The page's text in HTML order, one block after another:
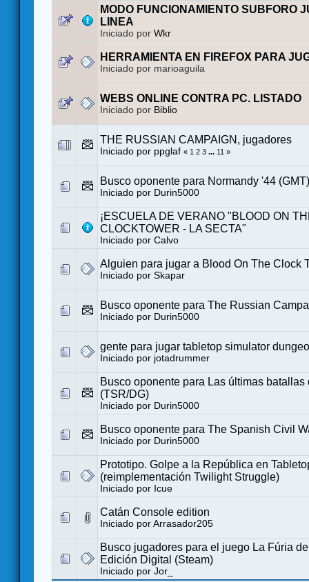
MODO FUNCIONAMIENTO SUBFORO
LINEA
Iniciado por Wkr
HERRAMIENTA EN FIREFOX PARA
Iniciado por marioaguila
WEBS ONLINE CONTRA PC. LISTADO
Iniciado por Biblio
THE RUSSIAN CAMPAIGN, jugadores
Iniciado por ppglaf « 1 2 3 ... 11 »
Busco oponente para Normandy '44 (GMT)
Iniciado por Durin5000
¡ESCUELA DE VERANO "BLOOD ON
CLOCKTOWER - LA SECTA"
Iniciado por Calvo
Alguien para jugar a Blood On The Clock
Iniciado por Skapar
Busco oponente para The Russian
Iniciado por Durin5000
gente para jugar tabletop simulator
Iniciado por jotadrummer
Busco oponente para Las últimas batallas
(TSR/DG)
Iniciado por Durin5000
Busco oponente para The Spanish Civil
Iniciado por Durin5000
Prototipo. Golpe a la República en
(reimplementación Twilight Struggle)
Iniciado por Icue
Catán Console edition
Iniciado por Arrasador205
Busco jugadores para el juego La Fúria
Edición Digital (Steam)
Iniciado por Jor_